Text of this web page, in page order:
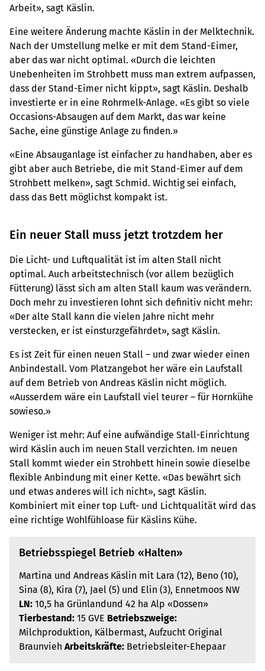
Arbeit», sagt Käslin.
Eine weitere Änderung machte Käslin in der Melktechnik.
Nach der Umstellung melke er mit dem Stand-Eimer,
aber das war nicht optimal. «Durch die leichten
Unebenheiten im Strohbett muss man extrem aufpassen,
dass der Stand-Eimer nicht kippt», sagt Käslin. Deshalb
investierte er in eine Rohrmelk-Anlage. «Es gibt so viele
Occasions-Absaugen auf dem Markt, das war keine
Sache, eine günstige Anlage zu finden.»
«Eine Absauganlage ist einfacher zu handhaben, aber es
gibt aber auch Betriebe, die mit Stand-Eimer auf dem
Strohbett melken», sagt Schmid. Wichtig sei einfach,
dass das Bett möglichst kompakt ist.
Ein neuer Stall muss jetzt trotzdem her
Die Licht- und Luftqualität ist im alten Stall nicht
optimal. Auch arbeitstechnisch (vor allem bezüglich
Fütterung) lässt sich am alten Stall kaum was verändern.
Doch mehr zu investieren lohnt sich definitiv nicht mehr:
«Der alte Stall kann die vielen Jahre nicht mehr
verstecken, er ist einsturzgefährdet», sagt Käslin.
Es ist Zeit für einen neuen Stall – und zwar wieder einen
Anbindestall. Vom Platzangebot her wäre ein Laufstall
auf dem Betrieb von Andreas Käslin nicht möglich.
«Ausserdem wäre ein Laufstall viel teurer – für Hornkühe
sowieso.»
Weniger ist mehr: Auf eine aufwändige Stall-Einrichtung
wird Käslin auch im neuen Stall verzichten. Im neuen
Stall kommt wieder ein Strohbett hinein sowie dieselbe
flexible Anbindung mit einer Kette. «Das bewährt sich
und etwas anderes will ich nicht», sagt Käslin.
Kombiniert mit einer top Luft- und Lichtqualität wird das
eine richtige Wohlfühloase für Käslins Kühe.
Betriebsspiegel Betrieb «Halten»
Martina und Andreas Käslin mit Lara (12), Beno (10),
Sina (8), Kira (7), Jael (5) und Elin (3), Ennetmoos NW
LN: 10,5 ha Grünlandund 42 ha Alp «Dossen»
Tierbestand: 15 GVE Betriebszweige:
Milchproduktion, Kälbermast, Aufzucht Original
Braunvieh Arbeitskräfte: Betriebsleiter-Ehepaar